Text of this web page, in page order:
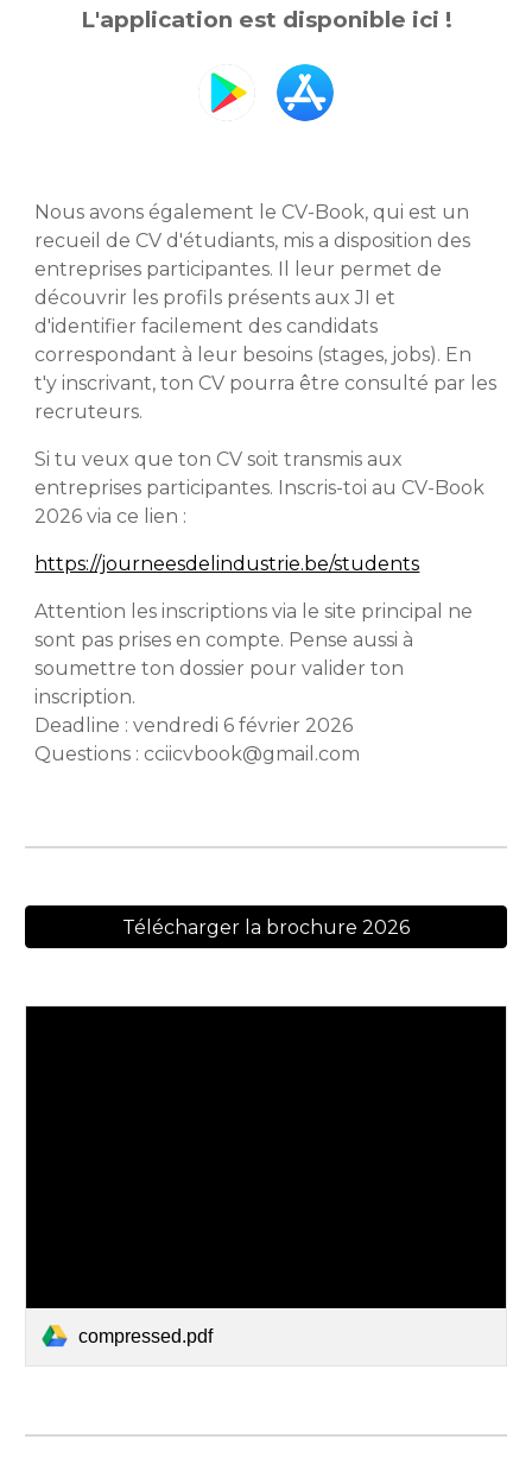
L'application est disponible ici !
Nous avons également le CV-Book, qui est un
recueil de CV d'étudiants, mis a disposition des
entreprises participantes. Il leur permet de
découvrir les profils présents aux JI et
d'identifier facilement des candidats
correspondant à leur besoins (stages, jobs). En
t'y inscrivant, ton CV pourra être consulté par les
recruteurs.
Si tu veux que ton CV soit transmis aux
entreprises participantes. Inscris-toi au CV-Book
2026 via ce lien :
https://journeesdelindustrie.be/students
Attention les inscriptions via le site principal ne
sont pas prises en compte. Pense aussi à
soumettre ton dossier pour valider ton
inscription.
Deadline : vendredi 6 février 2026
Questions : cciicvbook@gmail.com
Télécharger la brochure 2026
compressed.pdf